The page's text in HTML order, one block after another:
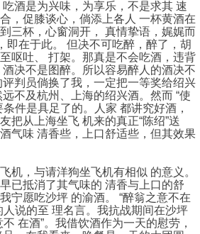
酒是为兴味，为享乐，不是求其 速
，促膝谈心，倘添上各人 一杯黄酒在
三杯，心窗洞开， 真情挚语，娓娓而
即在于此。 但决不可吃醉，醉了，胡
呕吐、 打架。那真是不会吃酒，违背
决不是图醉。所以容易醉人的酒决不
判员倘换了我，一定把一等奖给绍兴
不及杭州、上海的绍兴酒。然而 “使
条件是具足了的。人家 都讲究好酒，
把从上海坐飞 机来的真正“陈绍”送
气味 清香些，上口舒适些，但其效果
机，与请洋狗坐飞机有相似 的意义。
已抵消了其气味的 清香与上口的舒
宁愿吃沙坪 的渝酒。 “醉翁之意不在
人说的至 理名言。我抗战期间在沙坪
在酒”。我借饮酒作为一天的慰劳，